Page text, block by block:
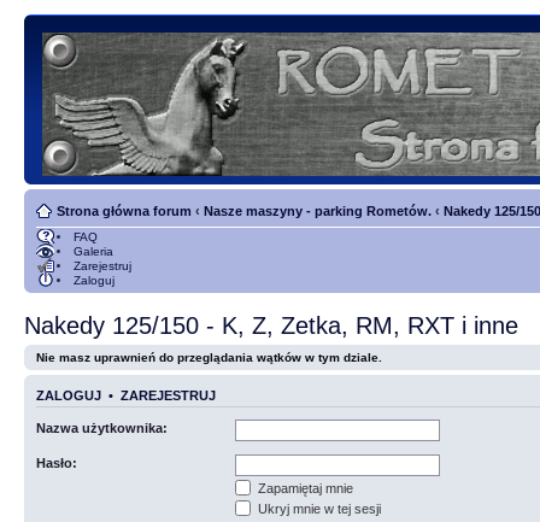
Strona główna forum ‹ Nasze maszyny - parking Rometów. ‹ Nakedy 125/
FAQ
Galeria
Zarejestruj
Zaloguj
Nakedy 125/150 - K, Z, Zetka, RM, RXT i inne
Nie masz uprawnień do przeglądania wątków w tym dziale.
ZALOGUJ • ZAREJESTRUJ
Nazwa użytkownika:
Hasło:
Zapamiętaj mnie
Ukryj mnie w tej sesji